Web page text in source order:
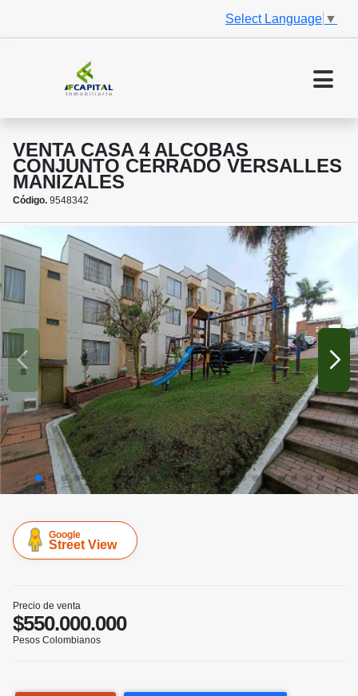
Select Language ▼
VENTA CASA 4 ALCOBAS
CONJUNTO CERRADO VERSALLES
MANIZALES
Código. 9548342
Google
Street View
Precio de venta
$550.000.000
Pesos Colombianos